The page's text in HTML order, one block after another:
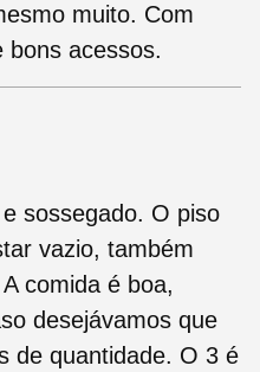
muito. Com
bons acessos.
sossegado. O piso
vazio, também
comida é boa,
desejávamos que
de quantidade. O 3 é